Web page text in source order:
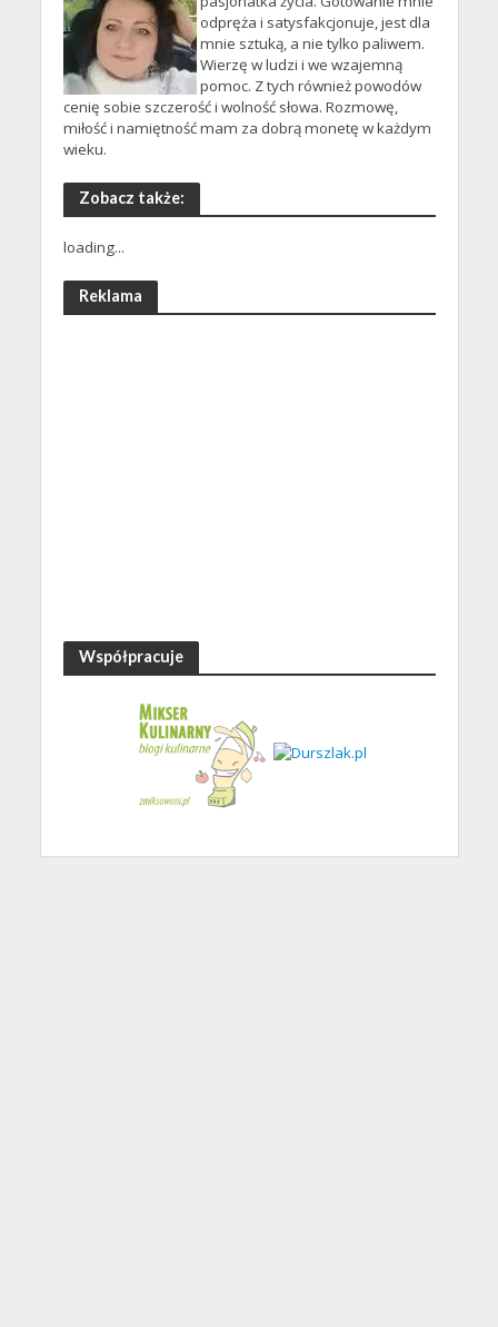
odpręża i satysfakcjonuje, jest dla
mnie sztuką, a nie tylko paliwem.
Wierzę w ludzi i we wzajemną
pomoc. Z tych również powodów
cenię sobie szczerość i wolność słowa. Rozmowę,
miłość i namiętność mam za dobrą monetę w każdym
wieku.
Zobacz także:
loading...
Reklama
Współpracuje